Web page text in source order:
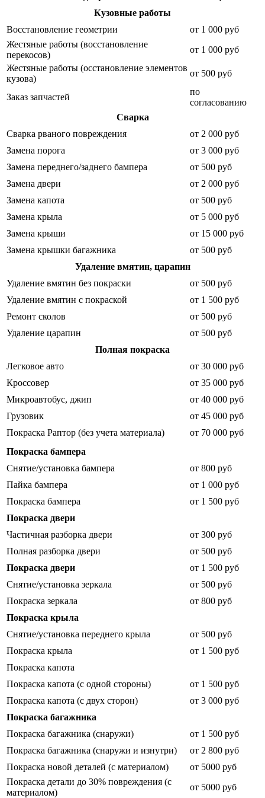
Кузовные работы
Восстановление геометрии
от 1 000 руб
Жестяные работы (восстановление
перекосов)
от 1 000 руб
Жестяные работы (осстановление элементов
кузова)
от 500 руб
Заказ запчастей
по
согласованию
Сварка
Сварка рваного повреждения
от 2 000 руб
Замена порога
от 3 000 руб
Замена переднего/заднего бампера
от 500 руб
Замена двери
от 2 000 руб
Замена капота
от 500 руб
Замена крыла
от 5 000 руб
Замена крыши
от 15 000 руб
Замена крышки багажника
от 500 руб
Удаление вмятин, царапин
Удаление вмятин без покраски
от 500 руб
Удаление вмятин с покраской
от 1 500 руб
Ремонт сколов
от 500 руб
Удаление царапин
от 500 руб
Полная покраска
Легковое авто
от 30 000 руб
Кроссовер
от 35 000 руб
Микроавтобус, джип
от 40 000 руб
Грузовик
от 45 000 руб
Покраска Раптор (без учета материала)
от 70 000 руб
Покраска бампера
Снятие/установка бампера
от 800 руб
Пайка бампера
от 1 000 руб
Покраска бампера
от 1 500 руб
Покраска двери
Частичная разборка двери
от 300 руб
Полная разборка двери
от 500 руб
Покраска двери
от 1 500 руб
Снятие/установка зеркала
от 500 руб
Покраска зеркала
от 800 руб
Покраска крыла
Снятие/установка переднего крыла
от 500 руб
Покраска крыла
от 1 500 руб
Покраска капота
Покраска капота (с одной стороны)
от 1 500 руб
Покраска капота (с двух сторон)
от 3 000 руб
Покраска багажника
Покраска багажника (снаружи)
от 1 500 руб
Покраска багажника (снаружи и изнутри)
от 2 800 руб
Покраска новой деталей (с материалом)
от 5000 руб
Покраска детали до 30% повреждения (с
материалом)
от 5000 руб